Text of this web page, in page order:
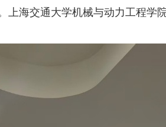
上海交通大学机械与动力工程学